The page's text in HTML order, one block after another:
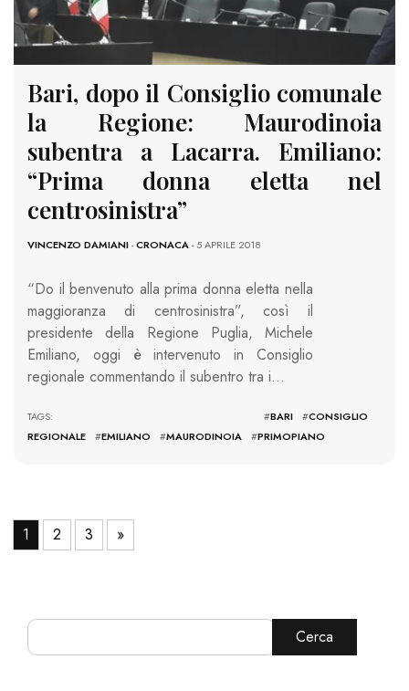
Bari, dopo il Consiglio comunale
la Regione: Maurodinoia
subentra a Lacarra. Emiliano:
“Prima donna eletta nel
centrosinistra”
VINCENZO DAMIANI-CRONACA- 5 APRILE 2018
“Do il benvenuto alla prima donna eletta nella
maggioranza di centrosinistra”, così il
presidente della Regione Puglia, Michele
Emiliano, oggi è intervenuto in Consiglio
regionale commentando il subentro tra i…
TAGS: #BARI #CONSIGLIO
REGIONALE
#EMILIANO #MAURODINOIA #PRIMOPIANO
1 2 3 »
Cerca